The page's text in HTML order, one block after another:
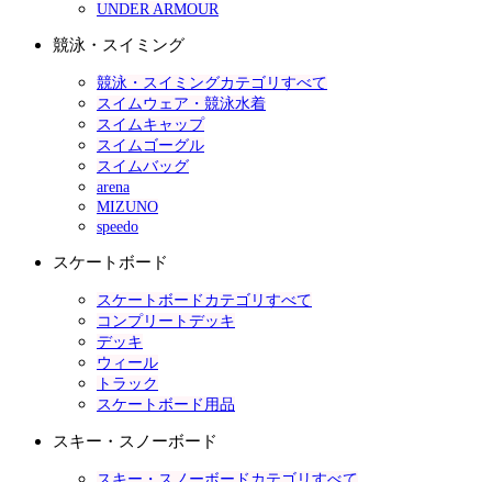
UNDER ARMOUR
競泳・スイミング
競泳・スイミングカテゴリすべて
スイムウェア・競泳水着
スイムキャップ
スイムゴーグル
スイムバッグ
arena
MIZUNO
speedo
スケートボード
スケートボードカテゴリすべて
コンプリートデッキ
デッキ
ウィール
トラック
スケートボード用品
スキー・スノーボード